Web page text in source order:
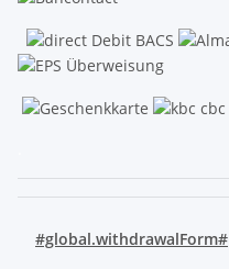
#global.withdrawalForm#